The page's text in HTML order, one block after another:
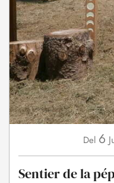
Del 6
Sentier de la